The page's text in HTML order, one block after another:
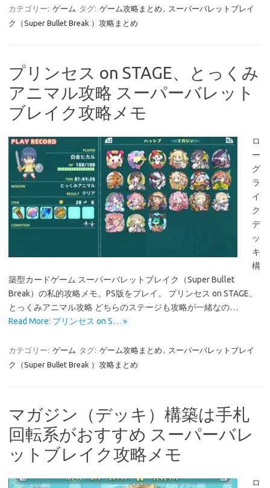
カテゴリー: ゲーム タグ: ゲーム攻略まとめ , スーパーバレットブレイ
ク（Super Bullet Break ）攻略まとめ
プリンセス on STAGE、とっくみ
アニマル攻略 スーパーバレット
ブレイク攻略メモ
ロ
ー
グ
ラ
イ
ク
デ
ッ
キ
構
築型カードゲーム スーパーバレットブレイク（Super Bullet
Break）の私的攻略メモ。PS版をプレイ。 プリンセス on STAGE、
とっくみアニマル攻略 どちらのステージも攻略が一緒なの…
Read More: プリンセス on S… »
カテゴリー: ゲーム タグ: ゲーム攻略まとめ , スーパーバレットブレイ
ク（Super Bullet Break ）攻略まとめ
マガジン（デッキ）構築は手札
回転系がおすすめ スーパーバレ
ットブレイク攻略メモ
ロ